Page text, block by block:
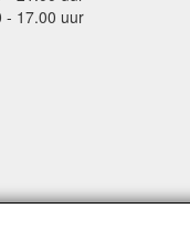
- 17.00 uur
Giessendam